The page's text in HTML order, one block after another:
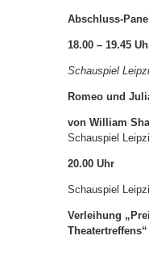
Abschluss-
18.00 – 19.45
Schauspiel
Romeo und
von William
Schauspiel
20.00 Uhr
Schauspiel
Verleihung
Theatertreffens“